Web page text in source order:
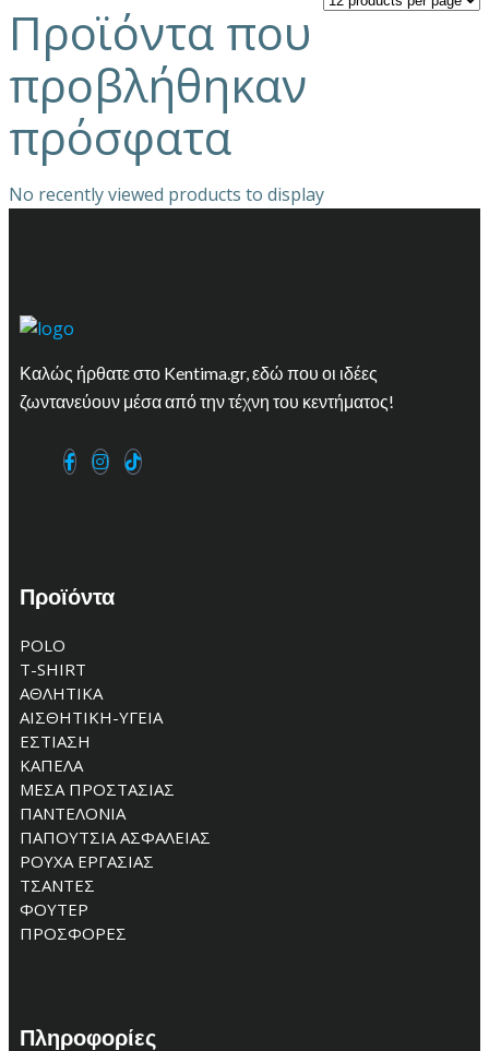
Προϊόντα που
προβλήθηκαν
πρόσφατα
No recently viewed products to display
Καλώς ήρθατε στο Kentima.gr, εδώ που οι ιδέες
ζωντανεύουν μέσα από την τέχνη του κεντήματος!
Προϊόντα
POLO
T-SHIRT
ΑΘΛΗΤΙΚΑ
ΑΙΣΘΗΤΙΚΗ-ΥΓΕΙΑ
ΕΣΤΙΑΣΗ
ΚΑΠΕΛΑ
ΜΕΣΑ ΠΡΟΣΤΑΣΙΑΣ
ΠΑΝΤΕΛΟΝΙΑ
ΠΑΠΟΥΤΣΙΑ ΑΣΦΑΛΕΙΑΣ
ΡΟΥΧΑ ΕΡΓΑΣΙΑΣ
ΤΣΑΝΤΕΣ
ΦΟΥΤΕΡ
ΠΡΟΣΦΟΡΕΣ
Πληροφορίες